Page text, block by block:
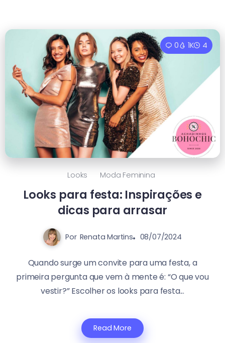
0 1K 4
Looks Moda Feminina
Looks para festa: Inspirações e
dicas para arrasar
Por Renata Martins 08/07/2024
Quando surge um convite para uma festa, a
primeira pergunta que vem à mente é: “O que vou
vestir?” Escolher os looks para festa...
Read More